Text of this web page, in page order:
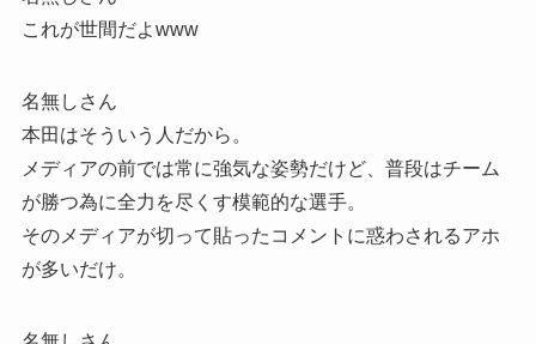
これが世間だよwww
名無しさん
本田はそういう人だから。
メディアの前では常に強気な姿勢だけど、普段はチーム
が勝つ為に全力を尽くす模範的な選手。
そのメディアが切って貼ったコメントに惑わされるアホ
が多いだけ。